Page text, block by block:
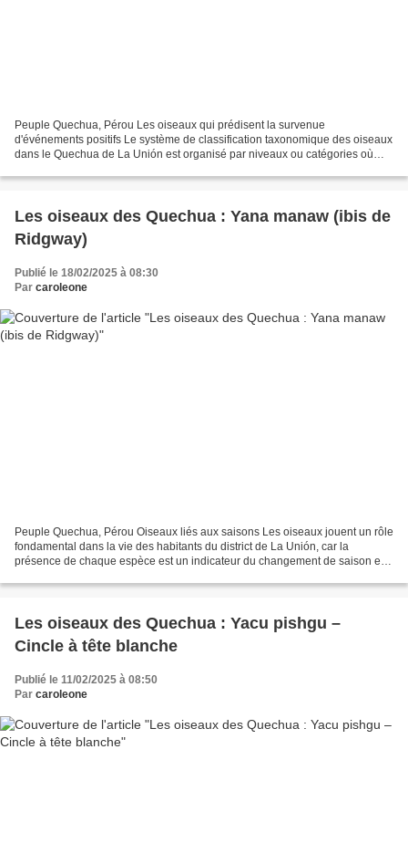
Peuple Quechua, Pérou Les oiseaux qui prédisent la survenue
d'événements positifs Le système de classification taxonomique des oiseaux
dans le Quechua de La Unión est organisé par niveaux ou catégories où
Les oiseaux des Quechua : Yana manaw (ibis de
Ridgway)
Publié le 18/02/2025 à 08:30
Par caroleone
Peuple Quechua, Pérou Oiseaux liés aux saisons Les oiseaux jouent un rôle
fondamental dans la vie des habitants du district de La Unión, car la
présence de chaque espèce est un indicateur du changement de saison et
Les oiseaux des Quechua : Yacu pishgu –
Cincle à tête blanche
Publié le 11/02/2025 à 08:50
Par caroleone